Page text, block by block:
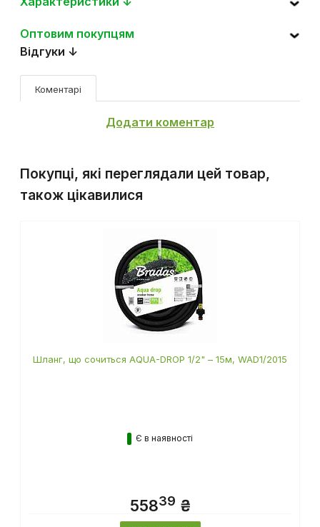
Оптовим покупцям
Відгуки ↓
Коментарі
Додати коментар
Покупці, які переглядали цей товар,
також цікавилися
Шланг, що сочиться AQUA-DROP 1/2" – 15м, WAD1/2015
Є в наявності
55839 ₴